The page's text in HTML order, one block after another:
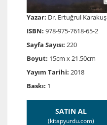
Yazar: Dr. Ertuğrul Karakuş
ISBN: 978-975-7618-65-2
Sayfa Sayısı: 220
Boyut: 15cm x 21.50cm
Yayım Tarihi: 2018
Baskı: 1
SATIN AL
(kitapyurdu.com)